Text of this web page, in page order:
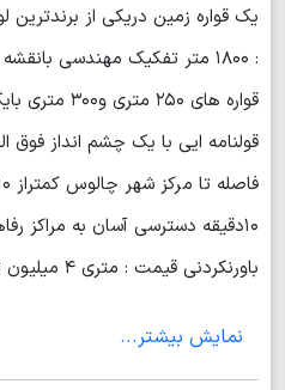
یک قواره زمین دریکی از
: ۱۸۰۰ متر تفکیک مهندسی
قواره های
قولنامه ایی با یک چشم انداز فوق
۱۰دقیقه دسترسی آسان به مراکز
نمایش بیشتر...